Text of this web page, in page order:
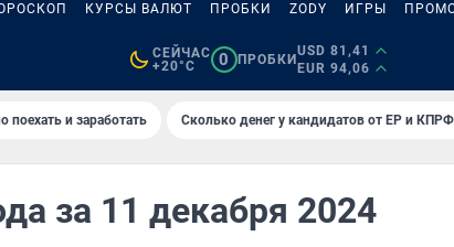
КУРСЫ ВАЛЮТ ПРОБКИ ZODY ИГРЫ
СЕЙЧАС
+20°C
0 ПРОБКИ
USD 81,41
EUR 94,06
поехать и заработать Сколько денег у кандидатов от ЕР и
за 11 декабря 2024